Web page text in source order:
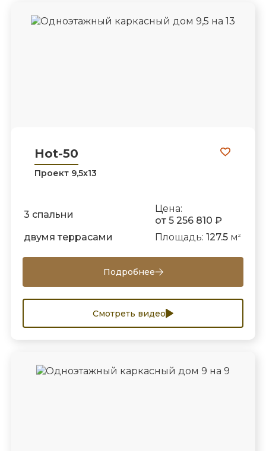
Hot-50
Проект 9,5х13
3 спальни
Цена:
от 5 256 810 ₽
двумя террасами
Площадь: 127.5м 2
Подробнее
Смотреть видео